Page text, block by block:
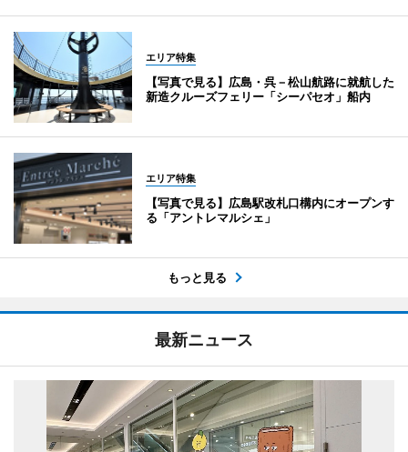
エリア特集
【写真で見る】広島・呉－松山航路に就航した
新造クルーズフェリー「シーパセオ」船内
エリア特集
【写真で見る】広島駅改札口構内にオープンす
る「アントレマルシェ」
もっと見る
最新ニュース